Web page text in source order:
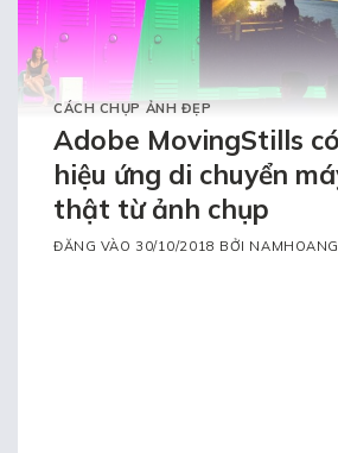
CÁCH CHỤP ẢNH ĐẸP
Adobe MovingStills
hiệu ứng di chuyển
thật từ ảnh chụp
ĐĂNG VÀO 30/10/2018 BỞI